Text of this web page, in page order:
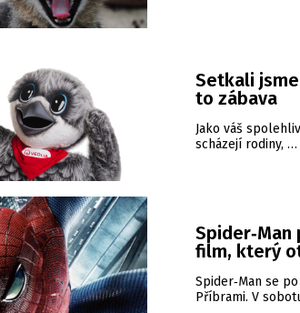
Setkali
to zábava
Jako váš
scházejí rodiny, …
film, který
Spider‑Man se
Příbrami. V